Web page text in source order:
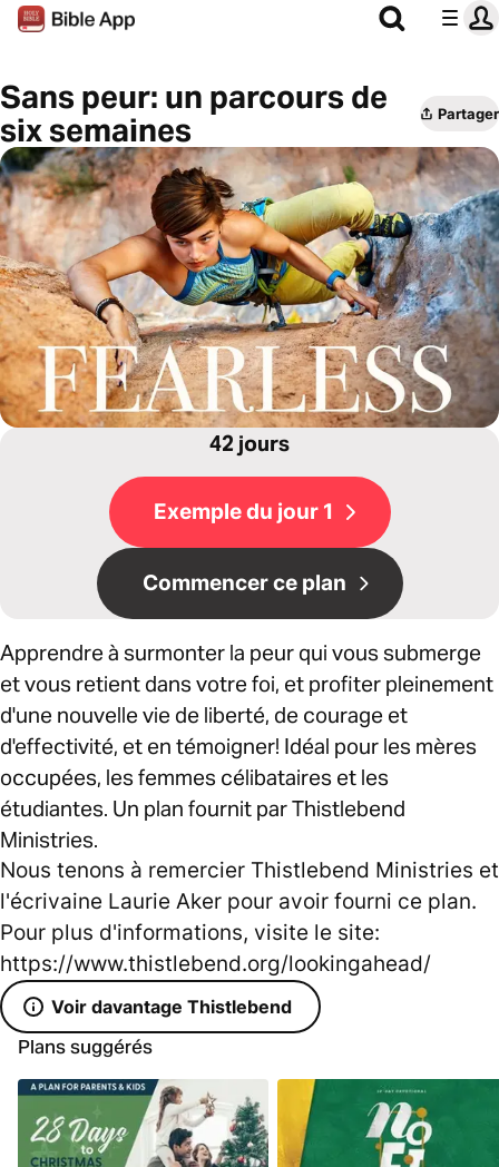
Sans peur: un parcours de
six semaines
Partager
42 jours
Exemple du jour 1
Commencer ce plan
Apprendre à surmonter la peur qui vous submerge
et vous retient dans votre foi, et profiter pleinement
d'une nouvelle vie de liberté, de courage et
d'effectivité, et en témoigner! Idéal pour les mères
occupées, les femmes célibataires et les
étudiantes. Un plan fournit par Thistlebend
Ministries.
Nous tenons à remercier Thistlebend Ministries et
l'écrivaine Laurie Aker pour avoir fourni ce plan.
Pour plus d'informations, visite le site:
https://www.thistlebend.org/lookingahead/
Voir davantage Thistlebend
Plans suggérés